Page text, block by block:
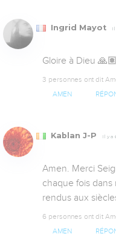
Ingrid Mayot Il
Gloire à Dieu 🙏🏽
3 personnes ont dit
AMEN
Kablan J-P Il y a
Amen. Merci
chaque fois
rendus aux
6 personnes ont dit
AMEN